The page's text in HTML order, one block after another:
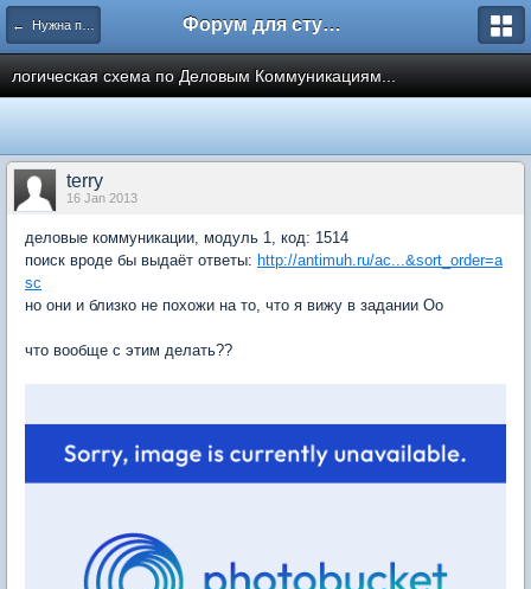
← Нужна помощь Форум для студента СГА
логическая схема по Деловым Коммуникациям...
terry
16 Jan 2013
деловые коммуникации, модуль 1, код: 1514
поиск вроде бы выдаёт ответы: http://antimuh.ru/ac...&sort_order=a
sc
но они и близко не похожи на то, что я вижу в задании Оо
что вообще с этим делать??